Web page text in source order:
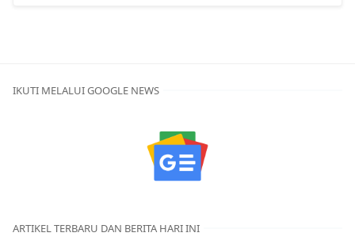
IKUTI MELALUI GOOGLE NEWS
ARTIKEL TERBARU DAN BERITA HARI INI